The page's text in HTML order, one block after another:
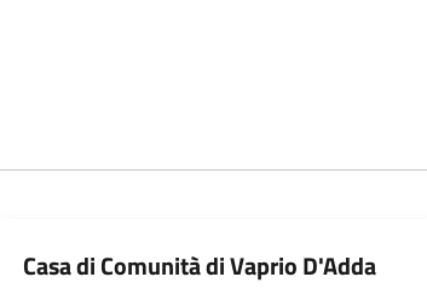
Casa di Comunità di Vaprio D'Adda